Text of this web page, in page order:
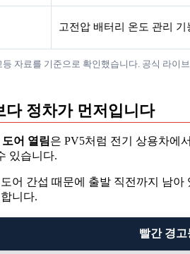
고전압 배터리 온도 관리 기
자료를 기준으로 확인했습니다. 공식 라
다 정차가 먼저입니다
어 열림은 PV5처럼 전기 상용차에
있습니다.
어 간섭 때문에 출발 직전까지 남
니다.
빨간 경고